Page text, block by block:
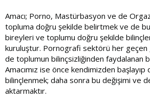
Amacı; Porno, Mastürbasyon ve de
topluma doğru şekilde belirtmek ve de bu
bireyleri ve toplumu doğru şekilde
kuruluştur. Pornografi sektörü her geçen
de toplumun bilinçsizliğinden faydalanan
Amacımız ise önce kendimizden
bilinçlenmek; daha sonra bu değişimi ve
aktarmaktır.